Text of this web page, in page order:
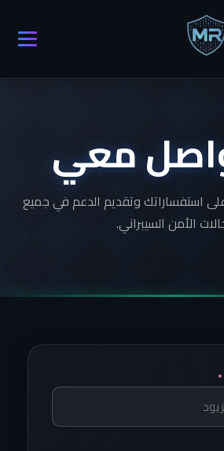
معي
استفساراتك وتقديم الدعم في جميع
الأمن السيبراني.
*